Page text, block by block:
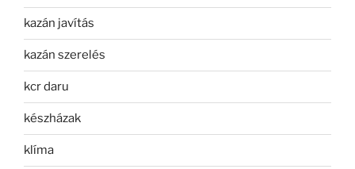
kazán javítás
kazán szerelés
kcr daru
készházak
klíma